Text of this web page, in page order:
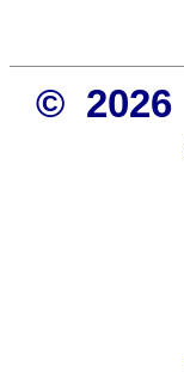
© 2026